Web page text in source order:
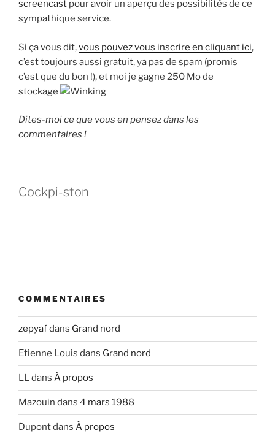
screencast pour avoir un aperçu des possibilités de ce
sympathique service.
Si ça vous dit,vous pouvez vous inscrire en cliquant ici,
c’est toujours aussi gratuit, ya pas de spam (promis
c’est que du bon !), et moi je gagne 250 Mo de
stockage
Dites-moi ce que vous en pensez dans les
commentaires !
Cockpi-ston
COMMENTAIRES
zepyafdans Grand nord
Etienne Louis dans Grand nord
LLdans À propos
Mazouin dans 4 mars 1988
Dupontdans À propos